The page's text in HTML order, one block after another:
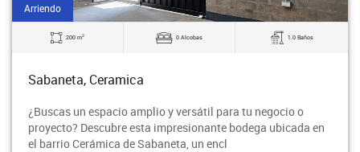
200 m 2 0 Alcobas 1.0 Baños
Sabaneta, Ceramica
¿Buscas un espacio amplio y versátil para tu negocio o
proyecto? Descubre esta impresionante bodega ubicada en
el barrio Cerámica de Sabaneta, un encl